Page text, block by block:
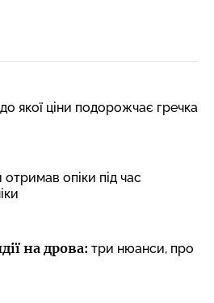
якої ціни подорожчає гречка
отримав опіки під час
на дрова: три нюанси, про